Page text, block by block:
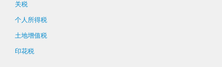
关税
个人所得税
土地增值税
印花税